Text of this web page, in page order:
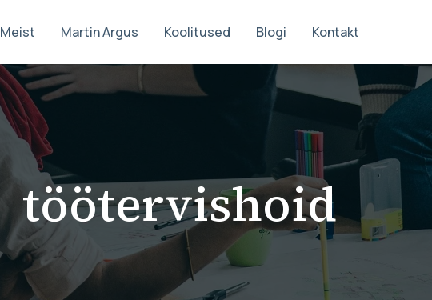
Meist Martin Argus Koolitused Blogi Kontakt
töötervishoid